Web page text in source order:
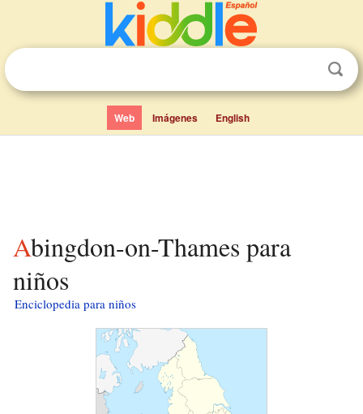
Web Imágenes English
Abingdon-on-Thames para
niños
Enciclopedia para niños